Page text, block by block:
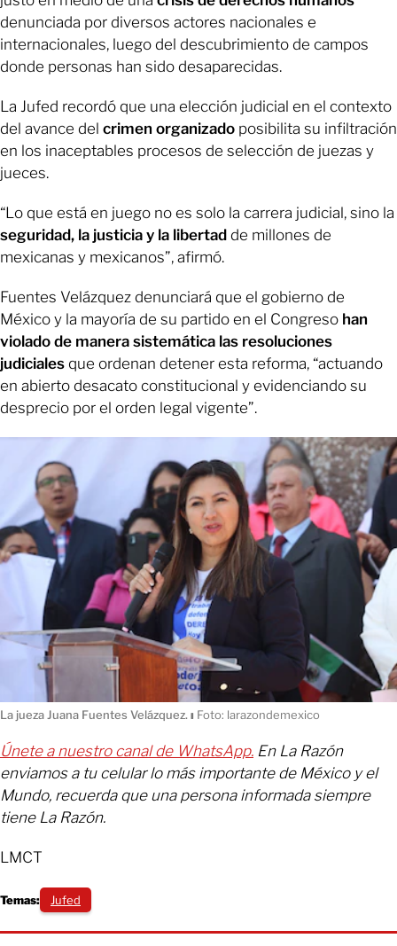
denunciada por diversos actores nacionales e
internacionales, luego del descubrimiento de campos
donde personas han sido desaparecidas.
La Jufed recordó que una elección judicial en el contexto
del avance del crimen organizado posibilita su infiltración
en los inaceptables procesos de selección de juezas y
jueces.
“Lo que está en juego no es solo la carrera judicial, sino la
seguridad, la justicia y la libertad de millones de
mexicanas y mexicanos”, afirmó.
Fuentes Velázquez denunciará que el gobierno de
México y la mayoría de su partido en el Congreso han
violado de manera sistemática las resoluciones
judiciales que ordenan detener esta reforma, “actuando
en abierto desacato constitucional y evidenciando su
desprecio por el orden legal vigente”.
La jueza Juana Fuentes Velázquez. ı Foto: larazondemexico
Únete a nuestro canal de WhatsApp. En La Razón
enviamos a tu celular lo más importante de México y el
Mundo, recuerda que una persona informada siempre
tiene La Razón.
LMCT
Temas: Jufed